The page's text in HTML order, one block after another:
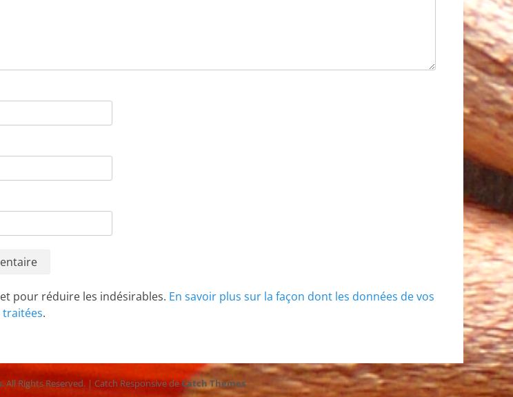
pour réduire les indésirables. En savoir plus sur la façon dont les données de vos
.
. All Rights Reserved. | Catch Responsive deCatch Themes